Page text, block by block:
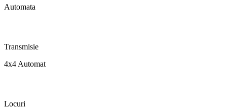
Automata
Transmisie
4x4 Automat
Locuri